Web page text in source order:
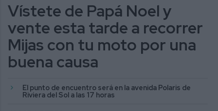
Vístete de Papá Noel y
vente esta tarde a recorrer
Mijas con tu moto por una
buena causa
El punto de encuentro será en la avenida Polaris de
Riviera del Sol a las 17 horas